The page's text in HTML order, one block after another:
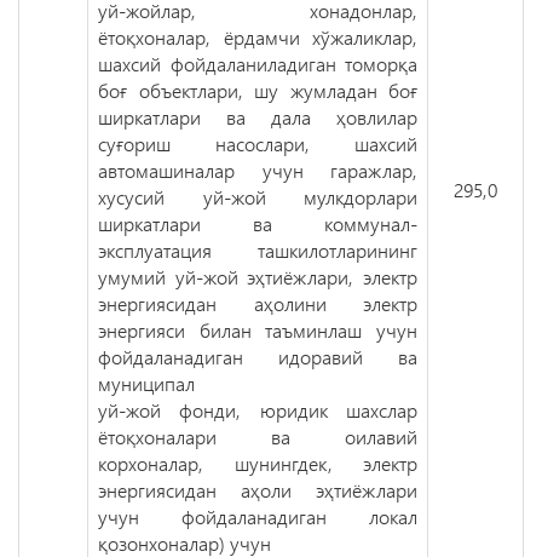
уй-жойлар, хонадонлар,
ётоқхоналар, ёрдамчи хўжаликлар,
шахсий фойдаланиладиган томорқа
боғ объектлари, шу жумладан боғ
ширкатлари ва дала ҳовлилар
суғориш насослари, шахсий
автомашиналар учун гаражлар,
хусусий уй-жой мулкдорлари
ширкатлари ва коммунал-
эксплуатация ташкилотларининг
умумий уй-жой эҳтиёжлари, электр
энергиясидан аҳолини электр
энергияси билан таъминлаш учун
фойдаланадиган идоравий ва
муниципал
уй-жой фонди, юридик шахслар
ётоқхоналари ва оилавий
корхоналар, шунингдек, электр
энергиясидан аҳоли эҳтиёжлари
учун фойдаланадиган локал
қозонхоналар) учун
295,0